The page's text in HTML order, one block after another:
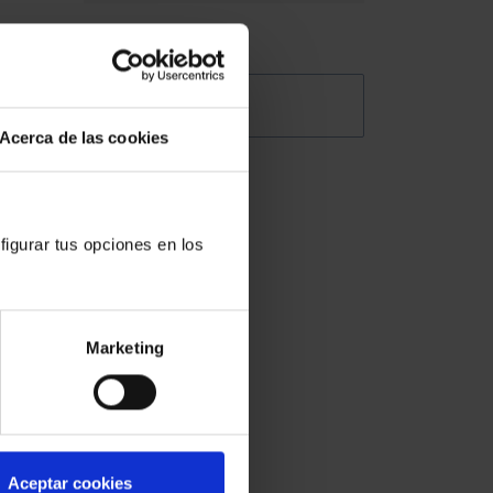
Acerca de las cookies
tus opciones en los
Marketing
Aceptar cookies
de
@Abogacia_es